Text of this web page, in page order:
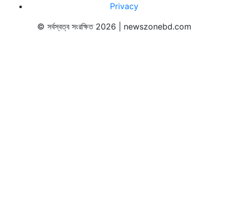
Privacy
© সর্বস্বত্ব সংরক্ষিত 2026 | newszonebd.com